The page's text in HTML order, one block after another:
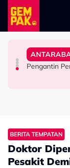
Skip to main content
Bawa Anak
Doktor
“Dah Boleh
Doa Terbaik
Kasihnya
Anak Yang
Pengantin
BERITA TEMPATAN
Doktor
Pesakit